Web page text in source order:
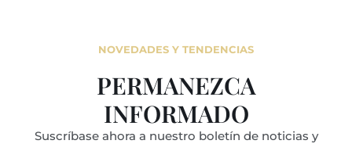
NOVEDADES Y TENDENCIAS
PERMANEZCA
INFORMADO
Suscríbase ahora a nuestro boletín de noticias y